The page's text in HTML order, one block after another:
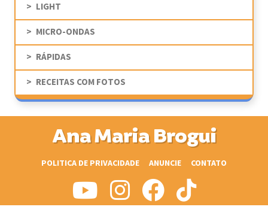
LIGHT
MICRO-ONDAS
RÁPIDAS
RECEITAS COM FOTOS
Ana Maria Brogui
POLITICA DE PRIVACIDADE ANUNCIE CONTATO